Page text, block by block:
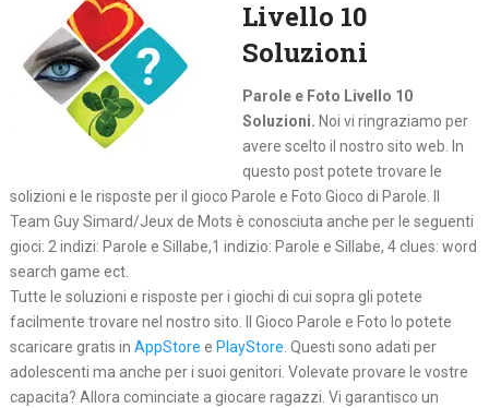
Livello 10
Soluzioni
Parole e Foto Livello 10
Soluzioni. Noi vi ringraziamo per
avere scelto il nostro sito web. In
questo post potete trovare le
solizioni e le risposte per il gioco Parole e Foto Gioco di Parole. Il
Team Guy Simard/Jeux de Mots è conosciuta anche per le seguenti
gioci: 2 indizi: Parole e Sillabe,1 indizio: Parole e Sillabe, 4 clues: word
search game ect.
Tutte le soluzioni e risposte per i giochi di cui sopra gli potete
facilmente trovare nel nostro sito. Il Gioco Parole e Foto lo potete
scaricare gratis in AppStore e PlayStore. Questi sono adati per
adolescenti ma anche per i suoi genitori. Volevate provare le vostre
capacita? Allora cominciate a giocare ragazzi. Vi garantisco un